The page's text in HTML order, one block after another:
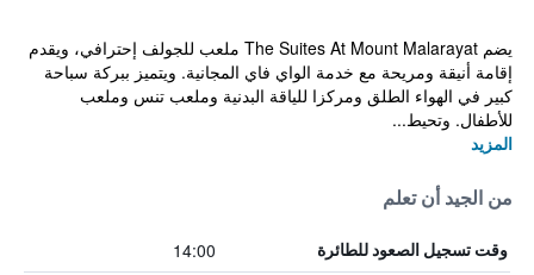
يضم The Suites At Mount Malarayat ملعب للجولف إحترافي، ويقدم
إقامة أنيقة ومريحة مع خدمة الواي فاي المجانية. ويتميز ببركة سباحة
كبير في الهواء الطلق ومركزا للياقة البدنية وملعب تنس وملعب
للأطفال. وتحيط...
المزيد
من الجيد أن تعلم
وقت تسجيل الصعود للطائرة 14:00